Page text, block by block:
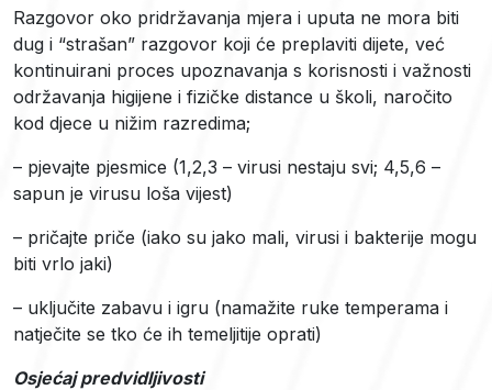
Razgovor oko pridržavanja mjera i uputa ne mora biti
dug i “strašan” razgovor koji će preplaviti dijete, već
kontinuirani proces upoznavanja s korisnosti i važnosti
održavanja higijene i fizičke distance u školi, naročito
kod djece u nižim razredima;
– pjevajte pjesmice (1,2,3 – virusi nestaju svi; 4,5,6 –
sapun je virusu loša vijest)
– pričajte priče (iako su jako mali, virusi i bakterije mogu
biti vrlo jaki)
– uključite zabavu i igru (namažite ruke temperama i
natječite se tko će ih temeljitije oprati)
Osjećaj predvidljivosti